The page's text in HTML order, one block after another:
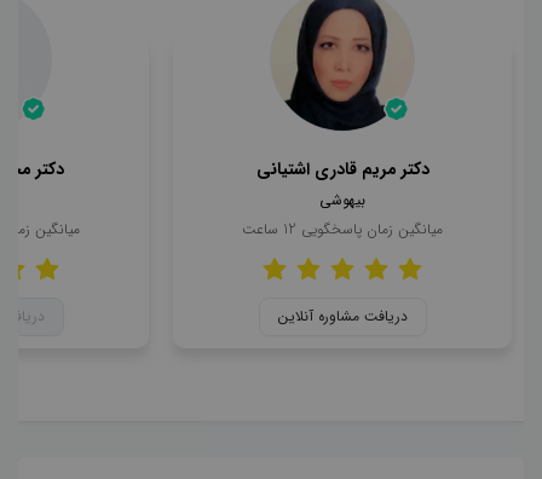
دکتر مریم قادری اشتیانی
بیهوشی
میانگین زمان پاسخگویی 12 ساعت
دریافت مشاوره آنلاین
دکتر
میانگین